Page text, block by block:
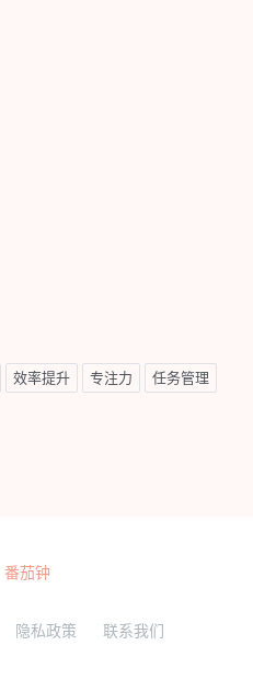
效率提升 专注力 任务管理
番茄钟
隐私政策 联系我们